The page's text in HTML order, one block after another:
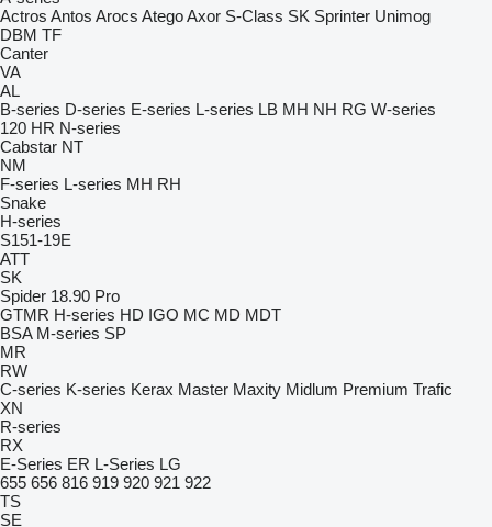
Actros Antos Arocs AtegoAxor S-Class SK Sprinter Unimog
DBM TF
Canter
VA
AL
B-series D-series E-series L-series LB MH NH RG W-series
120 HR N-series
Cabstar NT
NM
F-series L-series MH RH
Snake
H-series
S151-19E
ATT
SK
Spider 18.90 Pro
GTMR H-series HD IGO MC MD MDT
BSA M-series SP
MR
RW
C-series K-series Kerax Master Maxity Midlum Premium Trafic
XN
R-series
RX
E-Series ER L-Series LG
655 656 816 919 920 921 922
TS
SE